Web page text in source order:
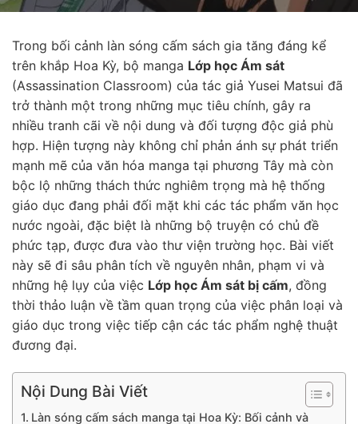
Trong bối cảnh làn sóng cấm sách gia tăng đáng kể
trên khắp Hoa Kỳ, bộ manga Lớp học Ám sát
(Assassination Classroom) của tác giả Yusei Matsui đã
trở thành một trong những mục tiêu chính, gây ra
nhiều tranh cãi về nội dung và đối tượng độc giả phù
hợp. Hiện tượng này không chỉ phản ánh sự phát triển
mạnh mẽ của văn hóa manga tại phương Tây mà còn
bộc lộ những thách thức nghiêm trọng mà hệ thống
giáo dục đang phải đối mặt khi các tác phẩm văn học
nước ngoài, đặc biệt là những bộ truyện có chủ đề
phức tạp, được đưa vào thư viện trường học. Bài viết
này sẽ đi sâu phân tích về nguyên nhân, phạm vi và
những hệ lụy của việc Lớp học Ám sát bị cấm, đồng
thời thảo luận về tầm quan trọng của việc phân loại và
giáo dục trong việc tiếp cận các tác phẩm nghệ thuật
đương đại.
Nội Dung Bài Viết
Làn sóng cấm sách manga tại Hoa Kỳ: Bối cảnh và